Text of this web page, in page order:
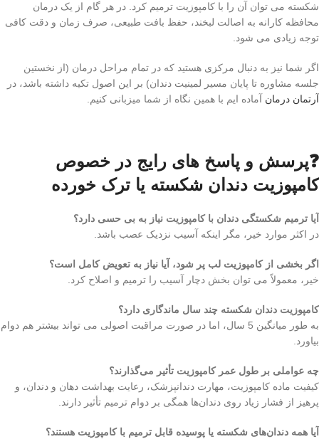
شکسته می توان آن را با کامپوزیت ترمیم کرد. در هر گام از یک درمان
محافظه کارانه به اصالت لبخند، حفظ بافت طبیعی، صرف زمان و دقت کافی
توجه زیادی می شود.
اگر شما نیز به دنبال مرکزی هستید که در تمام مراحل درمان (از نخستین
جلسه مشاوره تا پایان مسیر لمینیت دندان) بر این اصول تکیه داشته باشد، در
آرتمان درمان آماده ایم با همین نگاه از شما میزبانی کنیم.
❓پرسش و پاسخ های رایج در خصوص
کامپوزیت دندان شکسته یا ترک خورده
آیا ترمیم شکستگی دندان با کامپوزیت نیاز به بی حسی دارد؟
در اکثر موارد خیر، مگر اینکه آسیب نزدیک عصب باشد.
اگر بخشی از کامپوزیت لب پر شود، آیا نیاز به تعویض کامل است؟
خیر، معمولاً می توان بخش دچار آسیب را ترمیم و اصلاح کرد.
کامپوزیت دندان شکسته چند سال ماندگاری دارد؟
به طور میانگین 5 سال، اما در صورت مراقبت اصولی می تواند بیشتر هم دوام
بیاورد.
چه عواملی بر طول عمر کامپوزیت تأثیر می‌گذارند؟
کیفیت ماده کامپوزیت، مهارت دندانپزشک، رعایت بهداشت دهان و دندان، و
پرهیز از فشار زیاد روی دندان‌ها همگی بر دوام ترمیم تأثیر دارند.
آیا همه دندان‌های شکسته یا پوسیده قابل ترمیم با کامپوزیت هستند؟